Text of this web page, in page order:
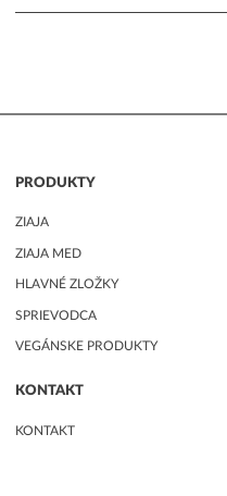
PRODUKTY
ZIAJA
ZIAJA MED
HLAVNÉ ZLOŽKY
SPRIEVODCA
VEGÁNSKE PRODUKTY
KONTAKT
KONTAKT